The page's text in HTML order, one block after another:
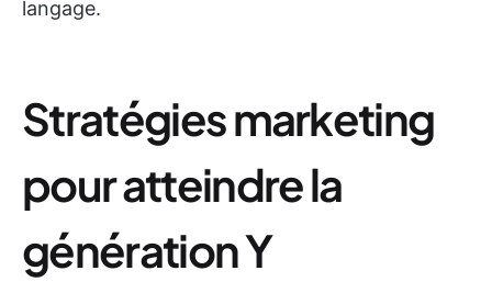
langage.
Stratégies marketing
pour atteindre la
génération Y